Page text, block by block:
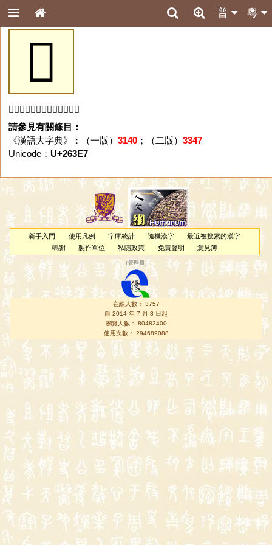
粵
普
𦏧
「𦏧」字未收錄於本資料庫。
請參見有關條目：
《漢語大字典》：（一版） 3140；（二版） 3347
Unicode： U+263E7
新手入門 使用凡例 字庫統計 隨機漢字
最近被搜索的漢字
鳴謝
製作單位 私隱政策 免責聲明 意見簿
（管理員 ）
在線人數： 3757
自 2014 年 7 月 8 日起
瀏覽人數： 80482400
使用次數： 294689088